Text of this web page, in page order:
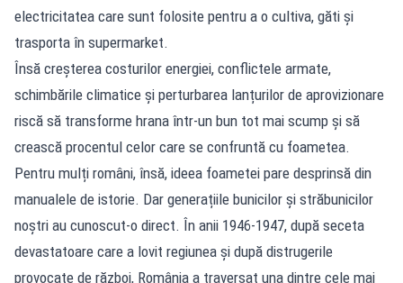
electricitatea care sunt folosite pentru a o cultiva, găti și
trasporta în supermarket.
Însă creșterea costurilor energiei, conflictele armate,
schimbările climatice și perturbarea lanțurilor de aprovizionare
riscă să transforme hrana într-un bun tot mai scump și să
crească procentul celor care se confruntă cu foametea.
Pentru mulți români, însă, ideea foametei pare desprinsă din
manualele de istorie. Dar generațiile bunicilor și străbunicilor
noștri au cunoscut-o direct. În anii 1946-1947, după seceta
devastatoare care a lovit regiunea și după distrugerile
provocate de război, România a traversat una dintre cele mai